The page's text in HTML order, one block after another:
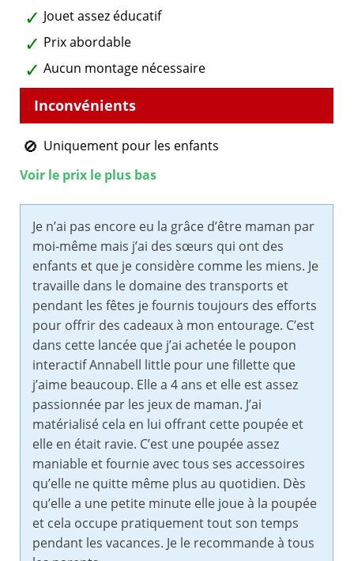
Jouet assez éducatif
Prix abordable
Aucun montage nécessaire
Uniquement pour les enfants
Voir le prix le plus bas
Je n’ai pas encore eu la grâce d’être maman par
moi-même mais j’ai des sœurs qui ont des
enfants et que je considère comme les miens. Je
travaille dans le domaine des transports et
pendant les fêtes je fournis toujours des efforts
pour offrir des cadeaux à mon entourage. C’est
dans cette lancée que j’ai achetée le poupon
interactif Annabell little pour une fillette que
j’aime beaucoup. Elle a 4 ans et elle est assez
passionnée par les jeux de maman. J’ai
matérialisé cela en lui offrant cette poupée et
elle en était ravie. C’est une poupée assez
maniable et fournie avec tous ses accessoires
qu’elle ne quitte même plus au quotidien. Dès
qu’elle a une petite minute elle joue à la poupée
et cela occupe pratiquement tout son temps
pendant les vacances. Je le recommande à tous